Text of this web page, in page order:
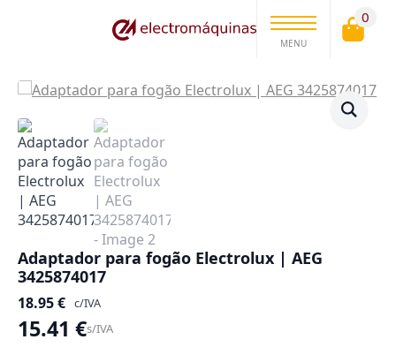
MENU
0
Adaptador para fogão Electrolux | AEG
3425874017
18.95€ c/IVA
15.41 €s/IVA